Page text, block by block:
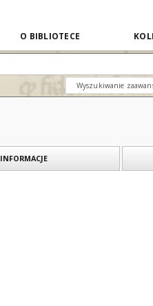
O BIBLIOTECE
Wyszukiwanie
INFORMACJE